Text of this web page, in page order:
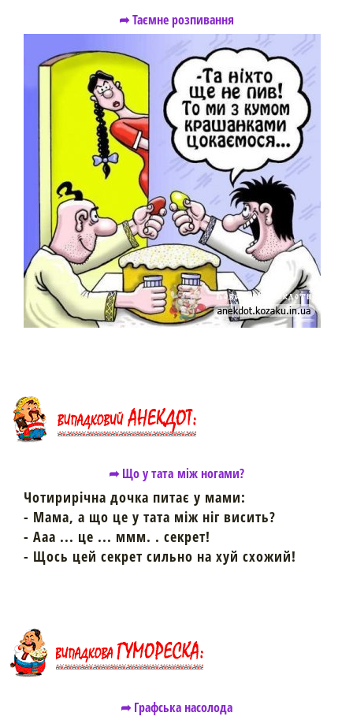
➦ Таємне розпивання
➦ Що у тата між ногами?
Чотирирічна дочка питає у мами:
- Мама, а що це у тата між ніг висить?
- Ааа ... це ... ммм. . секрет!
- Щось цей секрет сильно на хуй схожий!
➦ Графська насолода